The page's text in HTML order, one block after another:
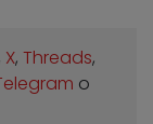
X, Threads,
o